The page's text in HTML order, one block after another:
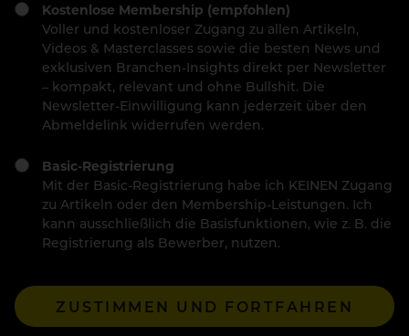
Kostenlose Membership (empfohlen)
Voller und kostenloser Zugang zu allen Artikeln,
Videos & Masterclasses sowie die besten News und
exklusiven Branchen-Insights direkt per Newsletter
– kompakt, relevant und ohne Bullshit. Die
Newsletter-Einwilligung kann jederzeit über den
Abmeldelink widerrufen werden.
Basic-Registrierung
Mit der Basic-Registrierung habe ich KEINEN Zugang
zu Artikeln oder den Membership-Leistungen. Ich
kann ausschließlich die Basisfunktionen, wie z. B. die
Registrierung als Bewerber, nutzen.
ZUSTIMMEN UND FORTFAHREN